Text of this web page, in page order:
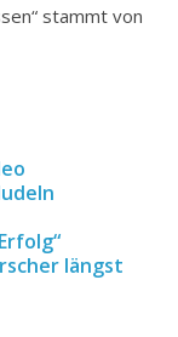
stammt von
längst